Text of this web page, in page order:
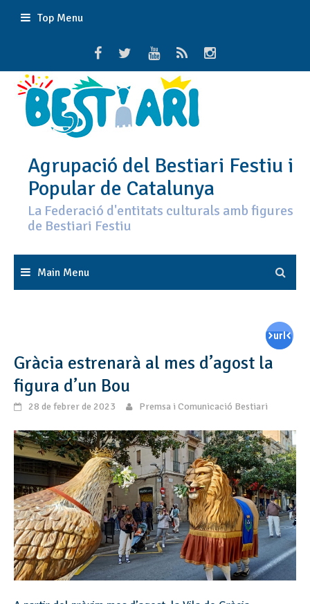
Top Menu
Agrupació del Bestiari Festiu i
Popular de Catalunya
La Federació d'entitats culturals amb figures
de Bestiari Festiu
Main Menu
Gràcia estrenarà al mes d’agost la
figura d’un Bou
28 de febrer de 2023 Premsa i Comunicació Bestiari